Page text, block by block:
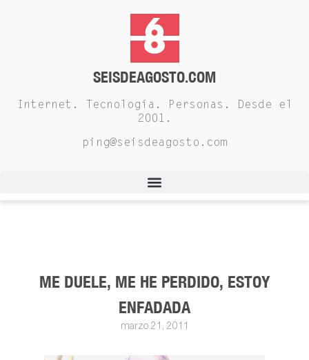
SEISDEAGOSTO.COM
Internet. Tecnología. Personas. Desde el
2001.
ping@seisdeagosto.com
ME DUELE, ME HE PERDIDO, ESTOY
ENFADADA
marzo 21, 2011